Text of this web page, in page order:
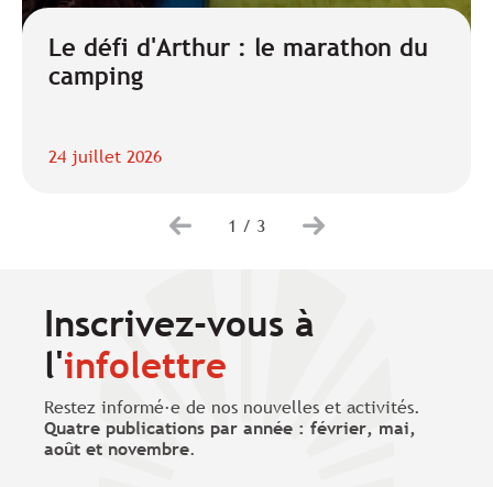
Le défi d'Arthur : le marathon du
camping
24 juillet 2026
1 / 3
Inscrivez-vous à
l'infolettre
Restez informé·e de nos nouvelles et activités.
Quatre publications par année : février, mai,
août et novembre.